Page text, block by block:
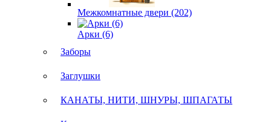
Межкомнатные двери (202)
Арки (6)
Заборы
Заглушки
КАНАТЫ, НИТИ, ШНУРЫ, ШПАГАТЫ